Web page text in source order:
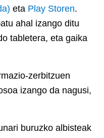
eta Play Storen.
ahal izango ditu
tabletera, eta gaika
zerbitzuen
izango da nagusi,
buruzko albisteak